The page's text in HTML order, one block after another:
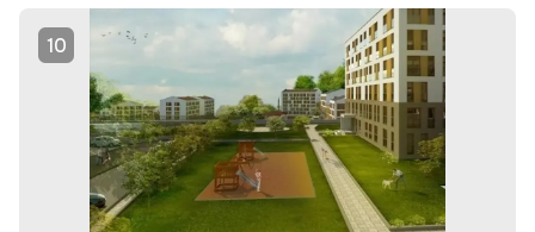
10